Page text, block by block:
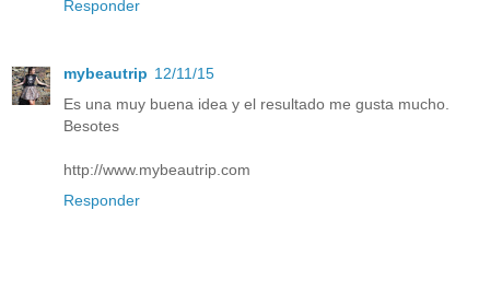
Responder
mybeautrip 12/11/15
Es una muy buena idea y el resultado me gusta mucho.
Besotes
http://www.mybeautrip.com
Responder